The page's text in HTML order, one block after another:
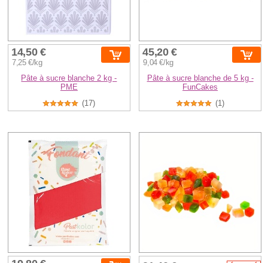
14,50 €
7,25 €/kg
Pâte à sucre blanche 2 kg -
PME
(17)
45,20 €
9,04 €/kg
Pâte à sucre blanche de 5 kg -
FunCakes
(1)